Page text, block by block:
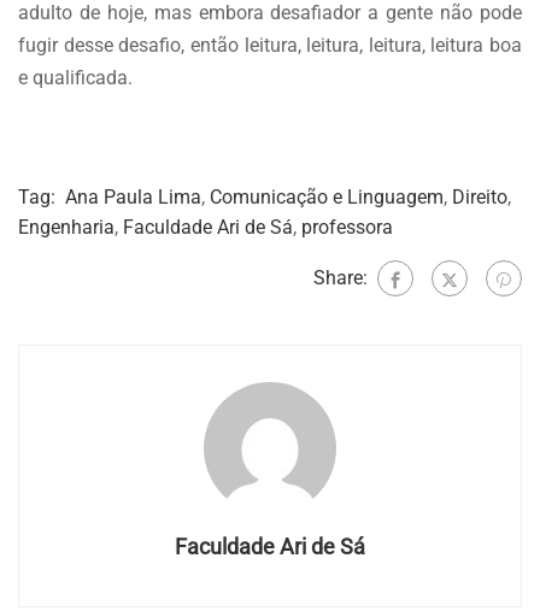
adulto de hoje, mas embora desafiador a gente não pode
fugir desse desafio, então leitura, leitura, leitura, leitura boa
e qualificada.
Tag: Ana Paula Lima, Comunicação e Linguagem, Direito,
Engenharia, Faculdade Ari de Sá, professora
Share:
Faculdade Ari de Sá